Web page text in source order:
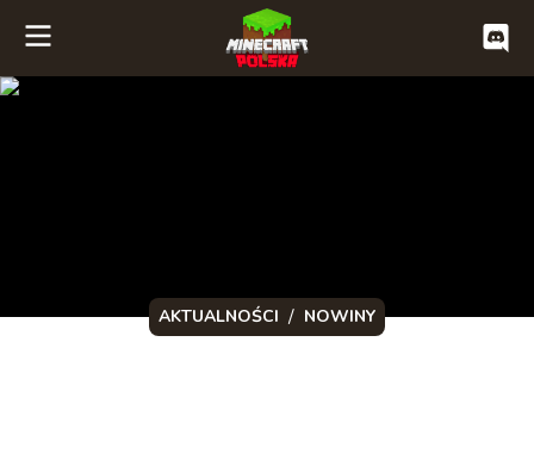
AKTUALNOŚCI / NOWINY